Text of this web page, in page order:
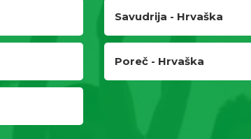
Savudrija - Hrvaška
Poreč - Hrvaška